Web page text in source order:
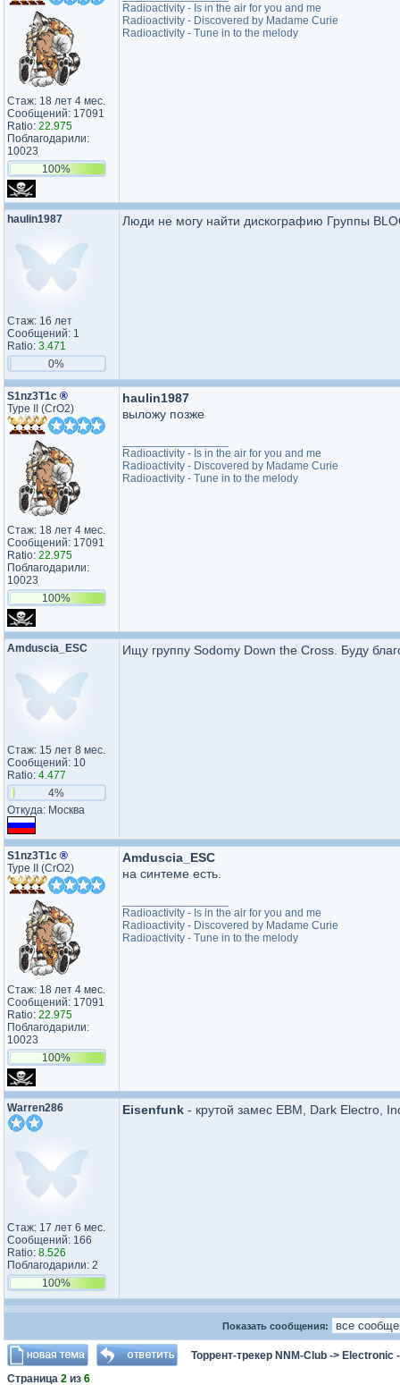
Стаж: 18 лет 4 мес.
Сообщений: 17091
Ratio: 22.975
Поблагодарили:
10023
100%
Radioactivity - Is in the air for you and me
Radioactivity - Discovered by Madame Curie
Radioactivity - Tune in to the melody
haulin1987
Стаж: 16 лет
Сообщений: 1
Ratio: 3.471
0%
Люди не могу найти дискографию Группы
S1nz3T1c ®
Type II (CrO2)
Стаж: 18 лет 4 мес.
Сообщений: 17091
Ratio: 22.975
Поблагодарили:
10023
100%
haulin1987
выложу позже
Radioactivity - Is in the air for you and me
Radioactivity - Discovered by Madame Curie
Radioactivity - Tune in to the melody
Amduscia_ESC
Стаж: 15 лет 8 мес.
Сообщений: 10
Ratio: 4.477
4%
Откуда: Москва
Ищу группу Sodomy Down the Cross. Буду
S1nz3T1c ®
Type II (CrO2)
Стаж: 18 лет 4 мес.
Сообщений: 17091
Ratio: 22.975
Поблагодарили:
10023
100%
Amduscia_ESC
на синтеме есть.
Radioactivity - Is in the air for you and me
Radioactivity - Discovered by Madame Curie
Radioactivity - Tune in to the melody
Warren286
Стаж: 17 лет 6 мес.
Сообщений: 166
Ratio: 8.526
Поблагодарили: 2
100%
Eisenfunk - крутой замес EBM, Dark Electro,
Показать сообщения:
Торрент-трекер NNM-Club -> Electronic
Страница 2 из 6